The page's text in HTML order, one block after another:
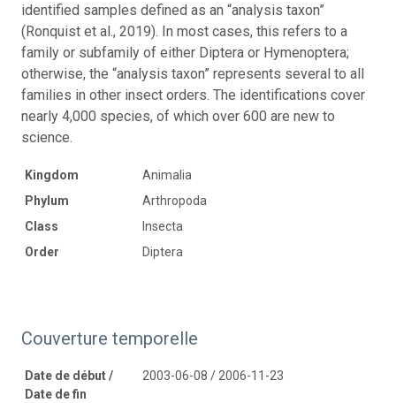
identified samples defined as an “analysis taxon”
(Ronquist et al., 2019). In most cases, this refers to a
family or subfamily of either Diptera or Hymenoptera;
otherwise, the “analysis taxon” represents several to all
families in other insect orders. The identifications cover
nearly 4,000 species, of which over 600 are new to
science.
Kingdom
Animalia
Phylum
Arthropoda
Class
Insecta
Order
Diptera
Couverture temporelle
Date de début /
Date de fin
2003-06-08 / 2006-11-23